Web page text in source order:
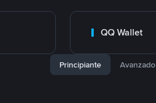
QQ Wallet
Principiante Avanzado